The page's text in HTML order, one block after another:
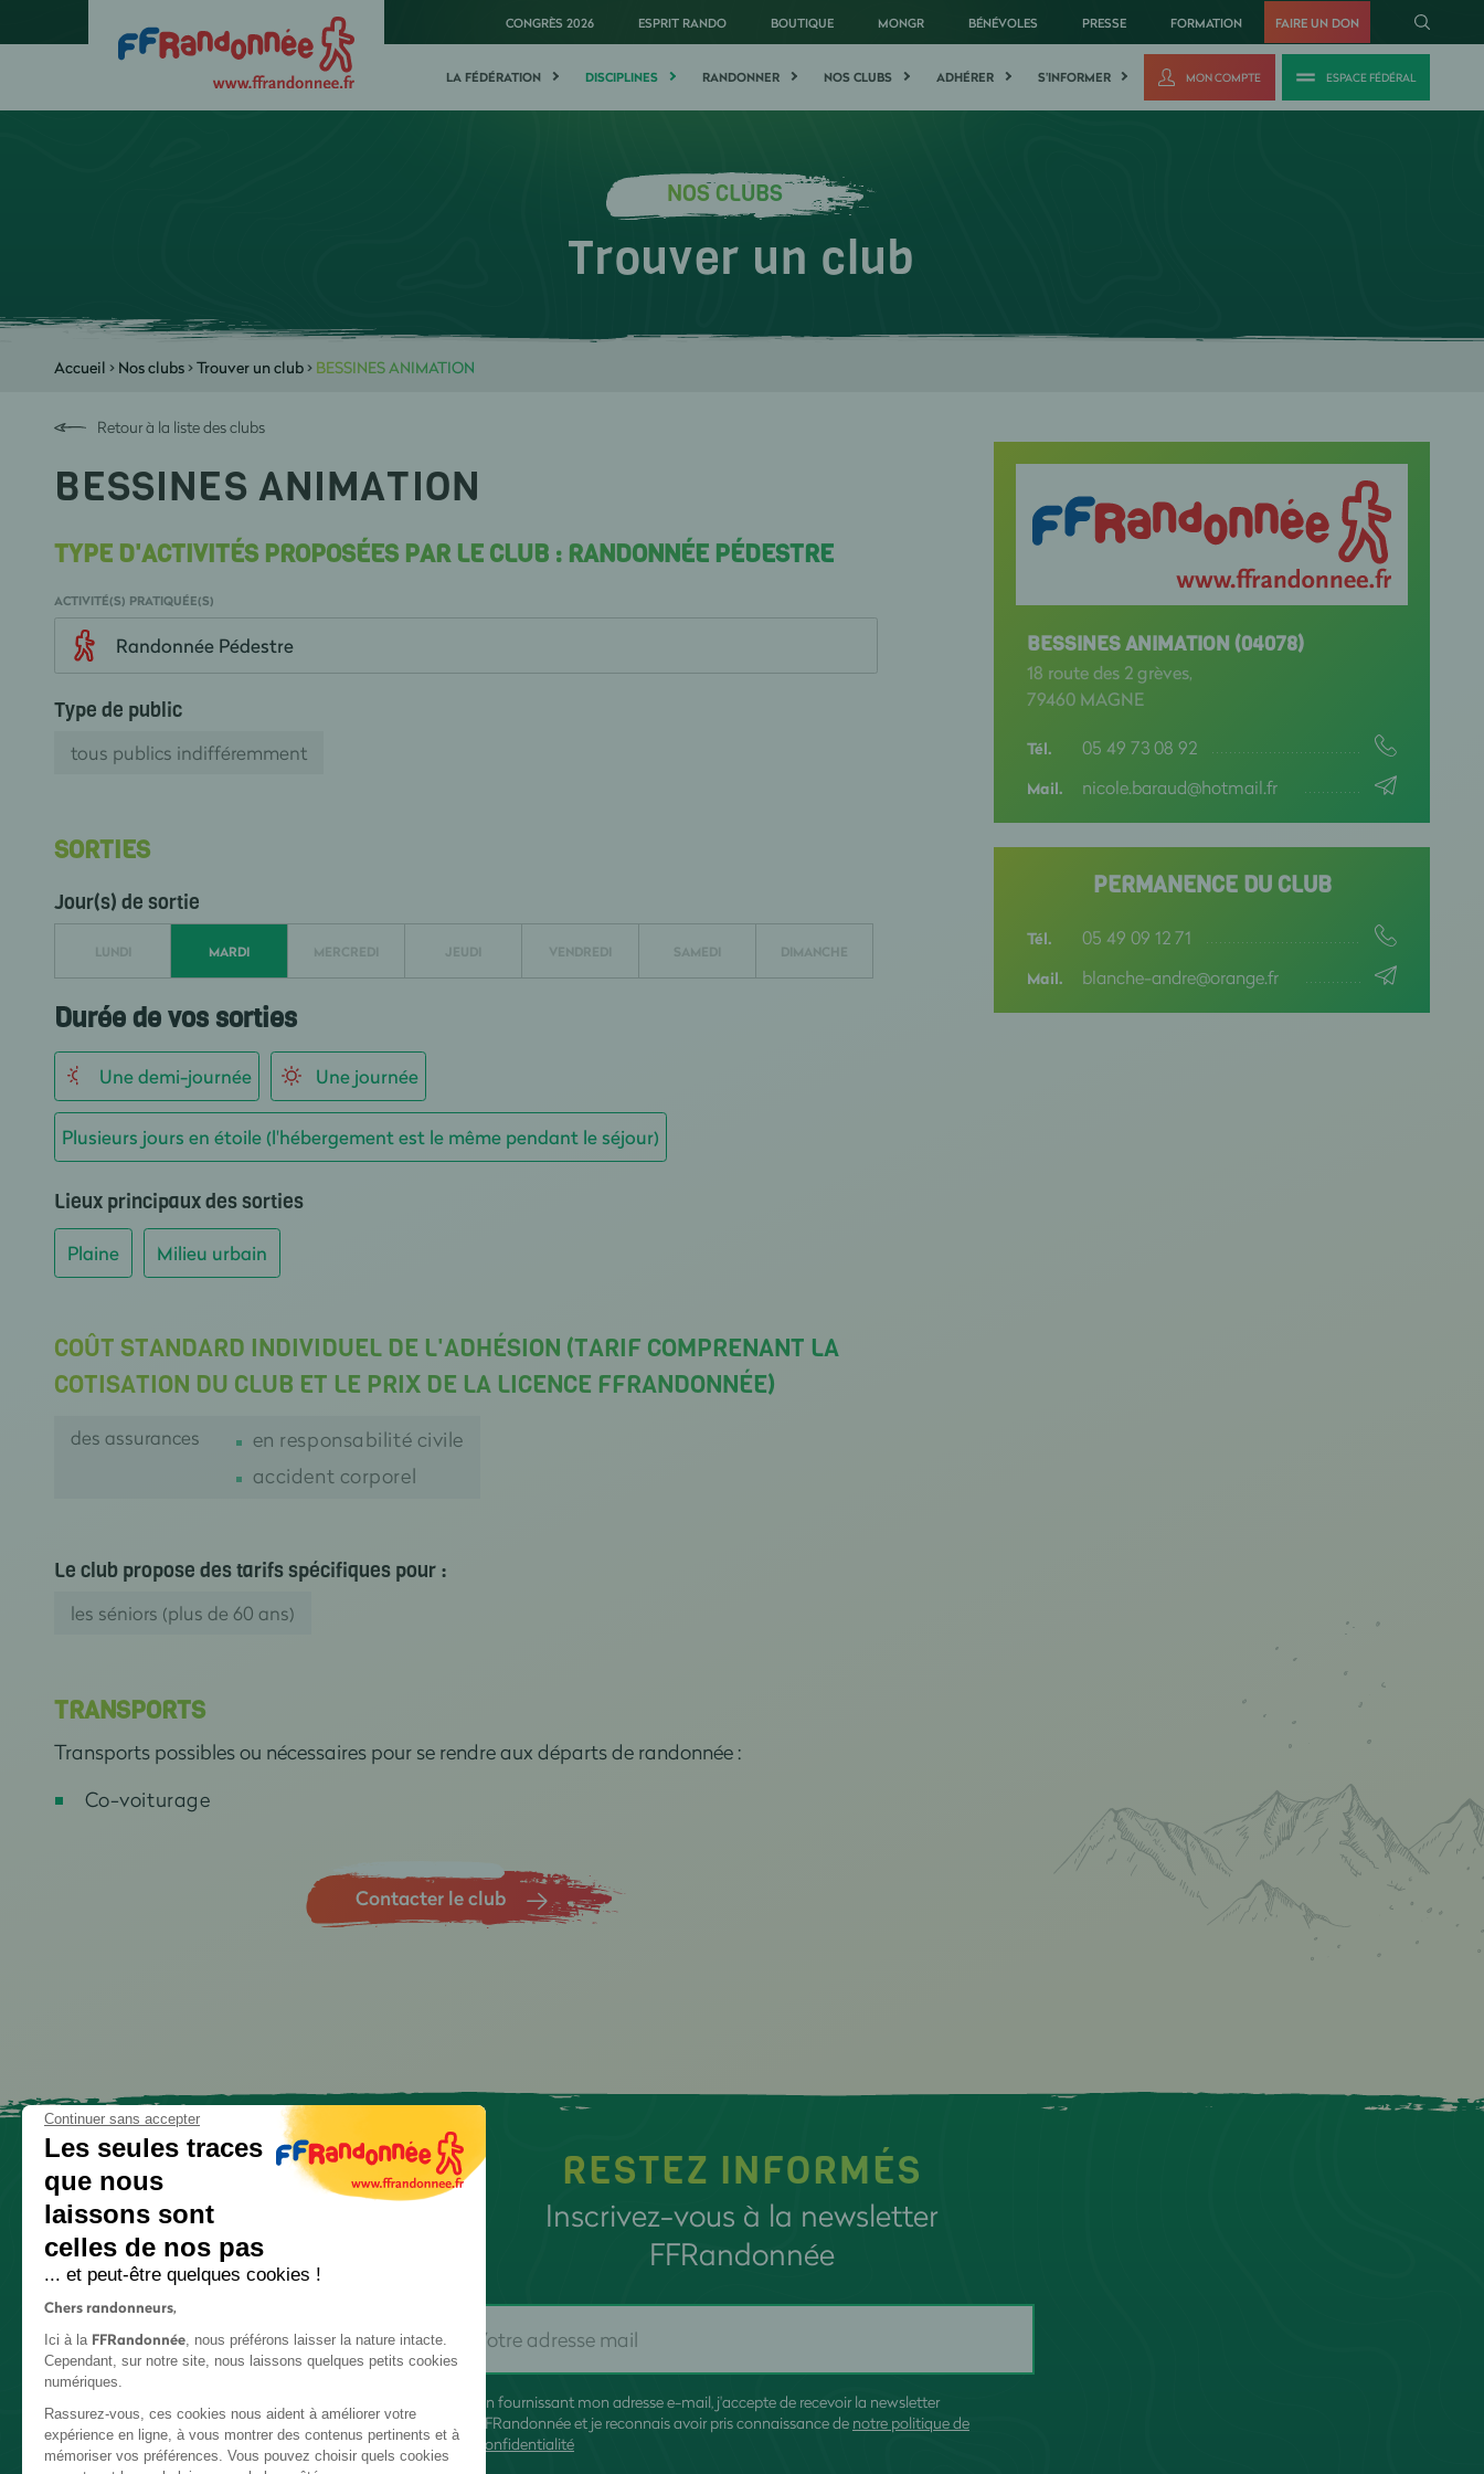
CONGRÈS 2026 ESPRIT RANDO BOUTIQUE MONGR BÉNÉVOLES PRESSE FORMATION FAIRE UN DON
LA FÉDÉRATION DISCIPLINES RANDONNER NOS CLUBS ADHÉRER S'INFORMER MON COMPTE ESPACE FÉDÉRAL
NOS CLUBS
Trouver un club
Accueil > Nos clubs>Trouver un club> BESSINES ANIMATION
Retour à la liste des clubs
BESSINES ANIMATION
TYPE D'ACTIVITÉS PROPOSÉES PAR LE CLUB : RANDONNÉE PÉDESTRE
ACTIVITÉ(S) PRATIQUÉE(S)
Randonnée Pédestre
Type de public
tous publics indifféremment
SORTIES
Jour(s) de sortie
LUNDI MARDI MERCREDI JEUDI VENDREDI SAMEDI DIMANCHE
Durée de vos sorties
Une demi-journée Une journée
Plusieurs jours en étoile (l'hébergement est le même pendant le séjour)
Lieux principaux des sorties
Plaine Milieu urbain
COÛT STANDARD INDIVIDUEL DE L'ADHÉSION (TARIF COMPRENANT LA
COTISATION DU CLUB ET LE PRIX DE LA LICENCE FFRANDONNÉE)
des assurances
en responsabilité civile
accident corporel
Le club propose des tarifs spécifiques pour :
les séniors (plus de 60 ans)
TRANSPORTS
Transports possibles ou nécessaires pour se rendre aux départs de randonnée :
Co-voiturage
Contacter le club
BESSINES ANIMATION (04078)
18 route des 2 grèves,
79460 MAGNE
Tél. 05 49 73 08 92
Mail. nicole.baraud@hotmail.fr
PERMANENCE DU CLUB
Tél. 05 49 09 12 71
Mail. blanche-andre@orange.fr
RESTEZ INFORMÉS
Inscrivez-vous à la newsletter
FFRandonnée
En fournissant mon adresse e-mail, j'accepte de recevoir la newsletter
FFRandonnée et je reconnais avoir pris connaissance de notre politique de
confidentialité
Continuer sans accepter
Les seules traces
que nous
laissons sont
celles de nos pas
... et peut-être quelques cookies !
Chers randonneurs,
Ici à la FFRandonnée, nous préférons laisser la nature intacte.
Cependant, sur notre site, nous laissons quelques petits cookies
numériques.
Rassurez-vous, ces cookies nous aident à améliorer votre
expérience en ligne, à vous montrer des contenus pertinents et à
mémoriser vos préférences. Vous pouvez choisir quels cookies